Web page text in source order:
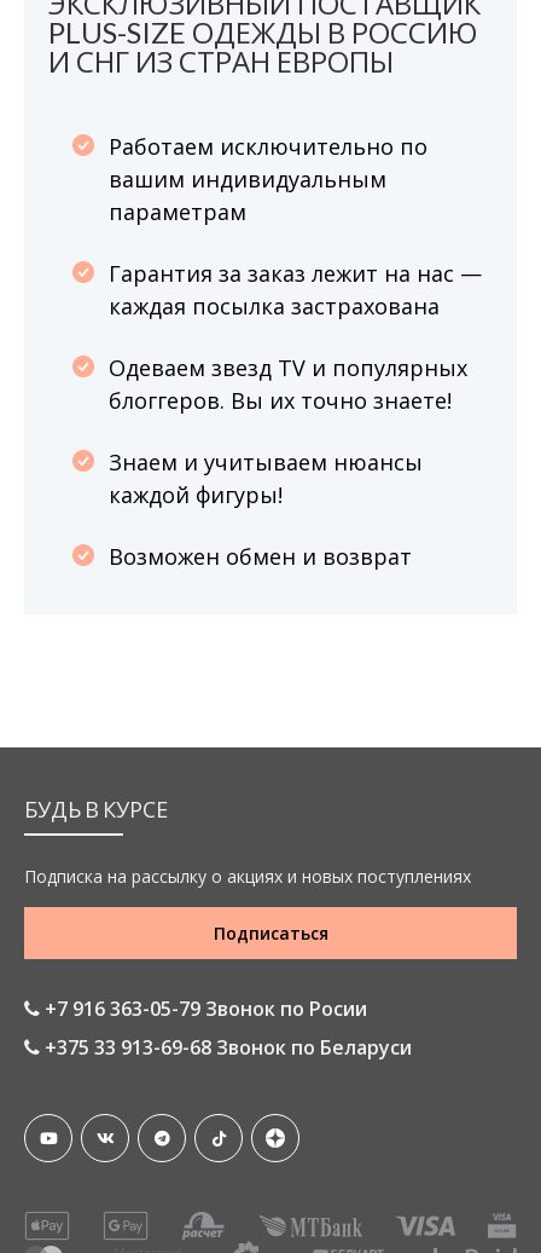
PLUS-SIZE ОДЕЖДЫ В РОССИЮ
И СНГ ИЗ СТРАН ЕВРОПЫ
Работаем исключительно по
вашим индивидуальным
параметрам
Гарантия за заказ лежит на нас —
каждая посылка застрахована
Одеваем звезд TV и популярных
блоггеров. Вы их точно знаете!
Знаем и учитываем нюансы
каждой фигуры!
Возможен обмен и возврат
БУДЬ В КУРСЕ
Подписка на рассылку о акциях и новых поступлениях
Подписаться
+7 916 363-05-79 Звонок по Росии
+375 33 913-69-68 Звонок по Беларуси